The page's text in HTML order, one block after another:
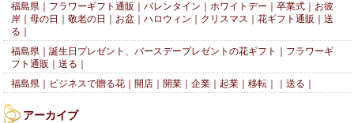
福島県｜フラワーギフト通販｜バレンタイン｜ホワイトデー｜卒業式｜お彼
岸｜母の日｜敬老の日｜お盆｜ハロウィン｜クリスマス｜花ギフト通販｜送
る｜
福島県｜誕生日プレゼント、バースデープレゼントの花ギフト｜フラワーギ
フト通販｜送る｜
福島県｜ビジネスで贈る花｜開店｜開業｜企業｜起業｜移転｜｜送る｜
アーカイブ